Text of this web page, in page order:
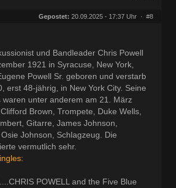
Gepostet: 20.09.2025 - 17:37 Uhr · #8
und Bandleader Chris Powell
1921 in Syracuse, New York,
Powell Sr. geboren und verstarb
erst 48-jährig, in New York City. Seine
waren unter anderem am 21. März
Brown, Trompete, Duke Wells,
Gitarre, James Johnson,
Johnson, Schlagzeug. Die
vermutlich sehr.
POWELL and the Five Blue